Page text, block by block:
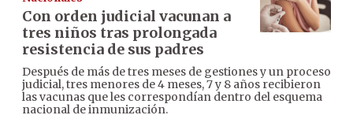
Con orden judicial vacunan a
tres niños tras prolongada
resistencia de sus padres
Después de más de tres meses de gestiones y un proceso
judicial, tres menores de 4 meses, 7 y 8 años recibieron
las vacunas que les correspondían dentro del esquema
nacional de inmunización.